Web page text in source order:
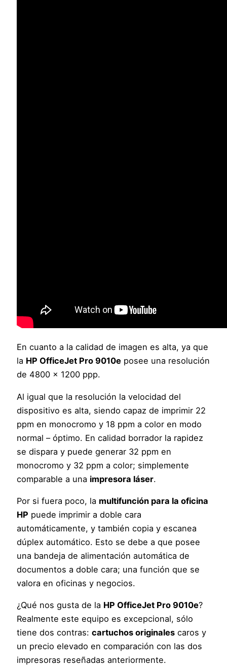
En cuanto a la calidad de imagen es alta, ya que
la HP OfficeJet Pro 9010e posee una resolución
de 4800 x 1200 ppp.
Al igual que la resolución la velocidad del
dispositivo es alta, siendo capaz de imprimir 22
ppm en monocromo y 18 ppm a color en modo
normal – óptimo. En calidad borrador la rapidez
se dispara y puede generar 32 ppm en
monocromo y 32 ppm a color; simplemente
comparable a una impresora láser.
Por si fuera poco, la multifunción para la oficina
HP puede imprimir a doble cara
automáticamente, y también copia y escanea
dúplex automático. Esto se debe a que posee
una bandeja de alimentación automática de
documentos a doble cara; una función que se
valora en oficinas y negocios.
¿Qué nos gusta de la HP OfficeJet Pro 9010e?
Realmente este equipo es excepcional, sólo
tiene dos contras:cartuchos originales caros y
un precio elevado en comparación con las dos
impresoras reseñadas anteriormente.